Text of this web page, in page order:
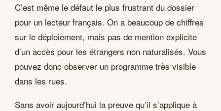
C’est même le défaut le plus frustrant du dossier
pour un lecteur français. On a beaucoup de chiffres
sur le déploiement, mais pas de mention explicite
d’un accès pour les étrangers non naturalisés. Vous
pouvez donc observer un programme très visible
dans les rues.
Sans avoir aujourd’hui la preuve qu’il s’applique à